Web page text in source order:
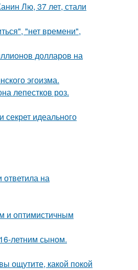
Лю, 37 лет, стали
"нет времени",
долларов на
эгоизма.
лепестков роз.
идеального
на
и оптимистичным
летним сыном.
ощутите, какой покой